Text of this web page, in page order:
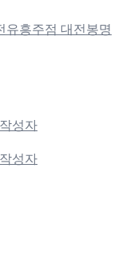
유흥주점 대전봉명
성자
성자